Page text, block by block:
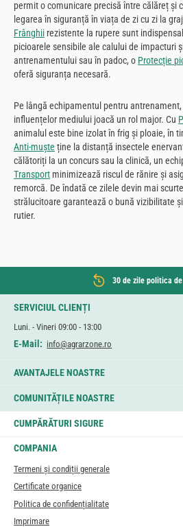
permit o comunicare precisă între călăreț și
legarea în siguranță în viața de zi cu zi la
Frânghii rezistente la rupere sunt
picioarele sensibile ale calului de impacturi
antrenamentului sau în padoc, o Protecție
oferă siguranța necesară.
Pe lângă echipamentul pentru
influențelor mediului joacă un rol major. Cu
animalul este bine izolat în frig și ploaie, în
Anti-muște ține la distanță insectele
călătoriți la un concurs sau la clinică, un
Transport minimizează riscul de rănire și
remorcă. De îndată ce zilele devin mai
strălucitoare garantează o bună vizibilitate
rutier.
30 de zile politica
SERVICIUL CLIENȚI
Luni. - Vineri 09:00 - 13:00
E-Mail: info@agrarzone.ro
AVANTAJELE NOASTRE
COMUNITĂȚILE NOASTRE
CUMPĂRĂTURI SIGURE
COMPANIA
Termeni și condiții generale
Certificate organice
Politica de confidențialitate
Imprimare